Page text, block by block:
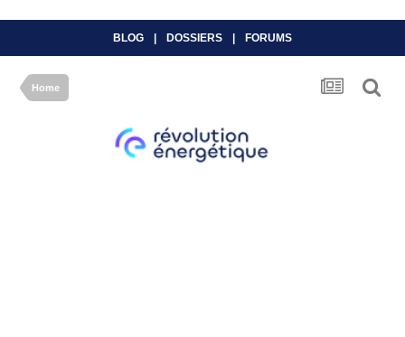
BLOG DOSSIERS FORUMS
Home